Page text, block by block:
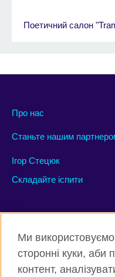
Поетичний салон
Про нас
Станьте нашим
Ігор Стецюк
Складайте іспити
Connect with us
Facebook
Instagram
Ми використовуємо
сторонні куки, аби
контент,